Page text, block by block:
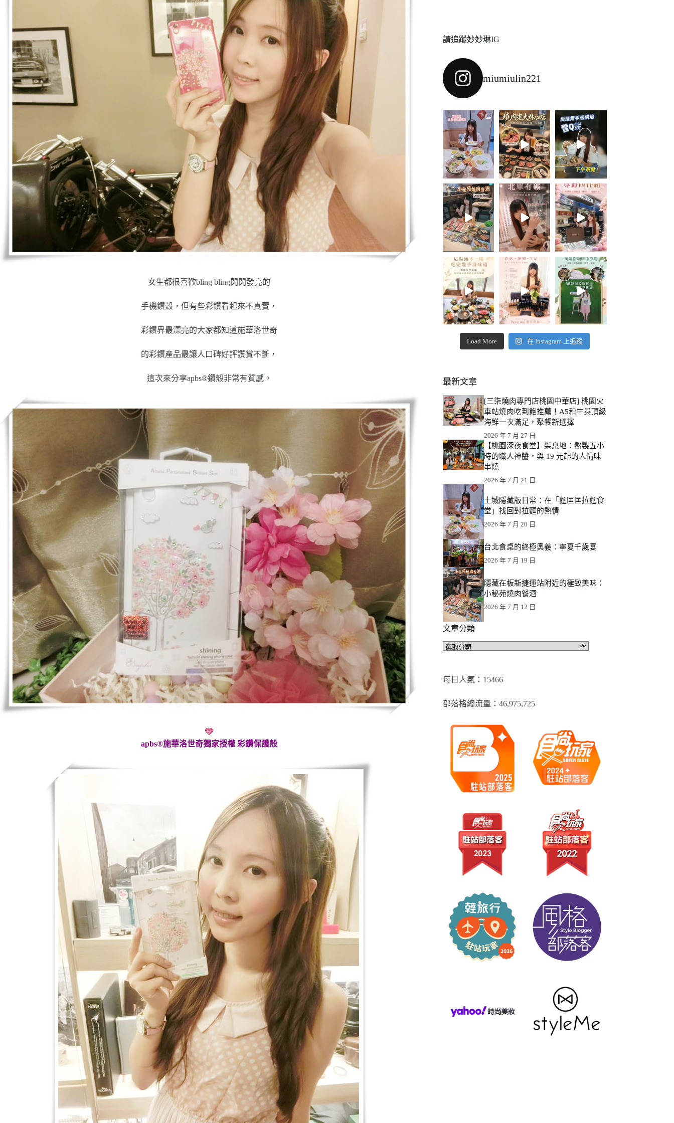
女生都很喜歡bling bling閃閃發亮的
手機鑽殼，但有些彩鑽看起來不真實，
彩鑽界最漂亮的大家都知道施華洛世奇
的彩鑽產品最讓人口碑好評讚賞不斷，
這次來分享apbs®鑽殼非常有質感。
apbs®施華洛世奇獨家授權 彩鑽保護殼
請追蹤妙妙琳IG
miumiulin221
Load More 在 Instagram 上追蹤
最新文章
[三柒燒肉專門店桃園中華店] 桃園火
車站燒肉吃到飽推薦！A5和牛與頂級
海鮮一次滿足，聚餐新選擇
2026 年 7 月 27 日
【桃園深夜食堂】柒息地：熬製五小
時的職人神醬，與 19 元起的人情味
串燒
2026 年 7 月 21 日
土城隱藏版日常：在「麵匡匡拉麵食
堂」找回對拉麵的熱情
2026 年 7 月 20 日
台北食桌的終極奧義：寧夏千歲宴
2026 年 7 月 19 日
隱藏在板新捷運站附近的極致美味：
小秘苑燒肉餐酒
2026 年 7 月 12 日
文章分類
文
類
每日人氣：15466
部落格總流量：​46,975,725